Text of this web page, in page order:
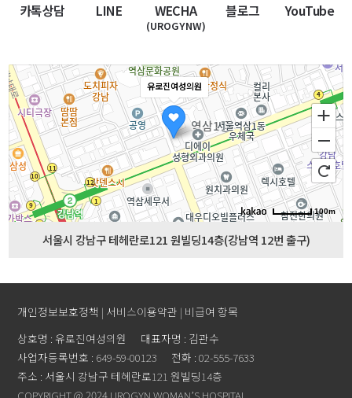
카톡상담 LINE WECHA
(UROGYNW)
블로그 YouTube
유로진여성의원
100m
서울시 강남구 테헤란로121 원빌딩14층(강남역 12번 출구)
개인정보보호정책 | 서비스이용약관 | 비급여 항목
상호명 : 유로진여성의원
대표자명 : 김관수
사업자등록번호 : 649-59-00123
전화 : 02-555-7633
주소 : 서울시 강남구 테헤란로121 원빌딩14층